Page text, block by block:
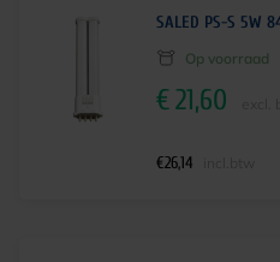
SALED PS-S 5W
Op voorraad
€21,60
€26,14